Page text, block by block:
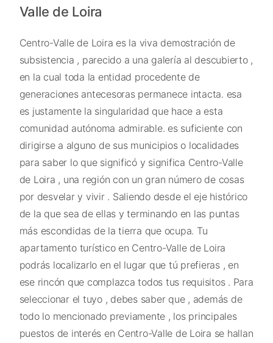
Valle de Loira
Centro-Valle de Loira es la viva demostración de
subsistencia , parecido a una galería al descubierto ,
en la cual toda la entidad procedente de
generaciones antecesoras permanece intacta. esa
es justamente la singularidad que hace a esta
comunidad autónoma admirable. es suficiente con
dirigirse a alguno de sus municipios o localidades
para saber lo que significó y significa Centro-Valle
de Loira , una región con un gran número de cosas
por desvelar y vivir . Saliendo desde el eje histórico
de la que sea de ellas y terminando en las puntas
más escondidas de la tierra que ocupa. Tu
apartamento turístico en Centro-Valle de Loira
podrás localizarlo en el lugar que tú prefieras , en
ese rincón que complazca todos tus requisitos . Para
seleccionar el tuyo , debes saber que , además de
todo lo mencionado previamente , los principales
puestos de interés en Centro-Valle de Loira se hallan